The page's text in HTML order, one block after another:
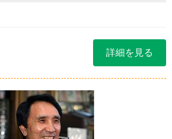
詳細を見る